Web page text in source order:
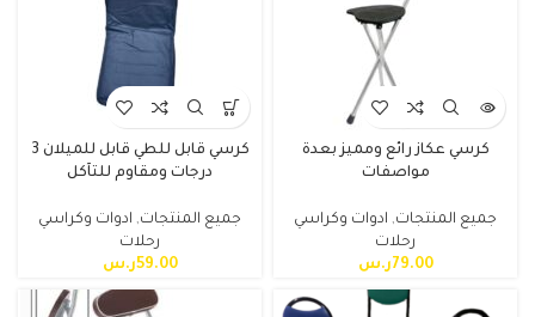
كرسي عكاز رائع ومميز بعدة
مواصفات
جميع المنتجات, ادوات وكراسي
رحلات
79.00ر.س
كرسي قابل للطي قابل للميلان 3
درجات ومقاوم للتآكل
جميع المنتجات, ادوات وكراسي
رحلات
59.00ر.س